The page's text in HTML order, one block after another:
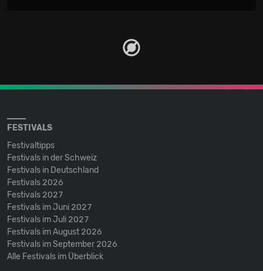
FESTIVALS
Festivaltipps
Festivals in der Schweiz
Festivals in Deutschland
Festivals 2026
Festivals 2027
Festivals im Juni 2027
Festivals im Juli 2027
Festivals im August 2026
Festivals im September 2026
Alle Festivals im Überblick